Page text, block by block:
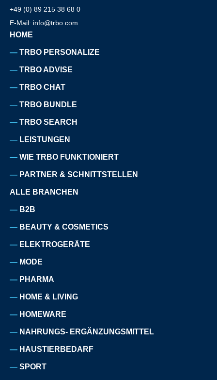
+49 (0) 89 215 38 68 0
E-Mail: info@trbo.com
HOME
TRBO PERSONALIZE
TRBO ADVISE
TRBO CHAT
TRBO BUNDLE
TRBO SEARCH
LEISTUNGEN
WIE TRBO FUNKTIONIERT
PARTNER & SCHNITTSTELLEN
ALLE BRANCHEN
B2B
BEAUTY & COSMETICS
ELEKTROGERÄTE
MODE
PHARMA
HOME & LIVING
HOMEWARE
NAHRUNGS- ERGÄNZUNGSMITTEL
HAUSTIERBEDARF
SPORT